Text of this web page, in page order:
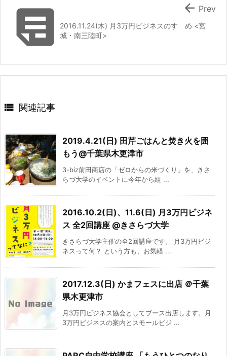
2016.11.24(木) 月3万円ビジネスのすゝめ <宮
城・南三陸町>
 Prev
 関連記事
2019.4.21(日) 田芹ごはんと焚き火を囲
もう@千葉県木更津市
3-biz前田商店の「ゼロからの米づくり」を、きさ
らづ大学のイベントに今年から組 ...
2016.10.2(日)、11.6(日) 月3万円ビジネ
ス 全2回講座 @きさらづ大学
きさらづ大学主催の全2回講座です。 月3万円ビジ
ネスって何？ という方も、お気軽 ...
2017.12.3(日) かまフェスに出店 ＠千葉
県木更津市
月3万円ビジネス協会としてブース出店します。月
3万円ビジネスの案内とスモールビジ ...